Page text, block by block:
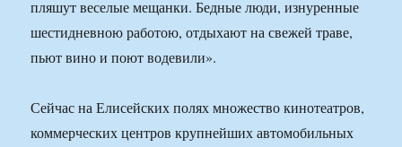
пляшут веселые мещанки. Бедные люди, изнуренные
шестидневною работою, отдыхают на свежей траве,
пьют вино и поют водевили».
Сейчас на Елисейских полях множество кинотеатров,
коммерческих центров крупнейших автомобильных